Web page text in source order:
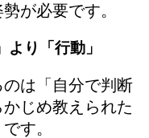
が必要です。
り「行動」
は「自分で判断
じめ教えられた
す。